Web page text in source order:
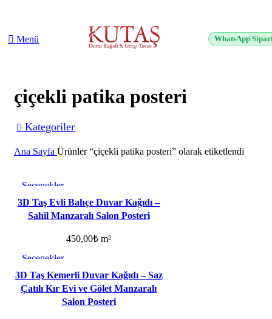
Menü WhatsApp
çiçekli patika posteri
Kategoriler
Ana Sayfa Ürünler “çiçekli patika posteri” olarak etiketlendi
Seçenekler
Favorilere ekle
3D Taş Evli Bahçe Duvar Kağıdı –
Sahil Manzaralı Salon Posteri
450,00₺ m²
Seçenekler
Favorilere ekle
3D Taş Kemerli Duvar Kağıdı – Saz
Çatılı Kır Evi ve Gölet Manzaralı
Salon Posteri